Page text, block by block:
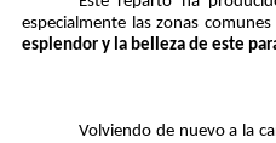
especialmente las zonas
esplendor y la belleza de este
Volviendo de nuevo a la